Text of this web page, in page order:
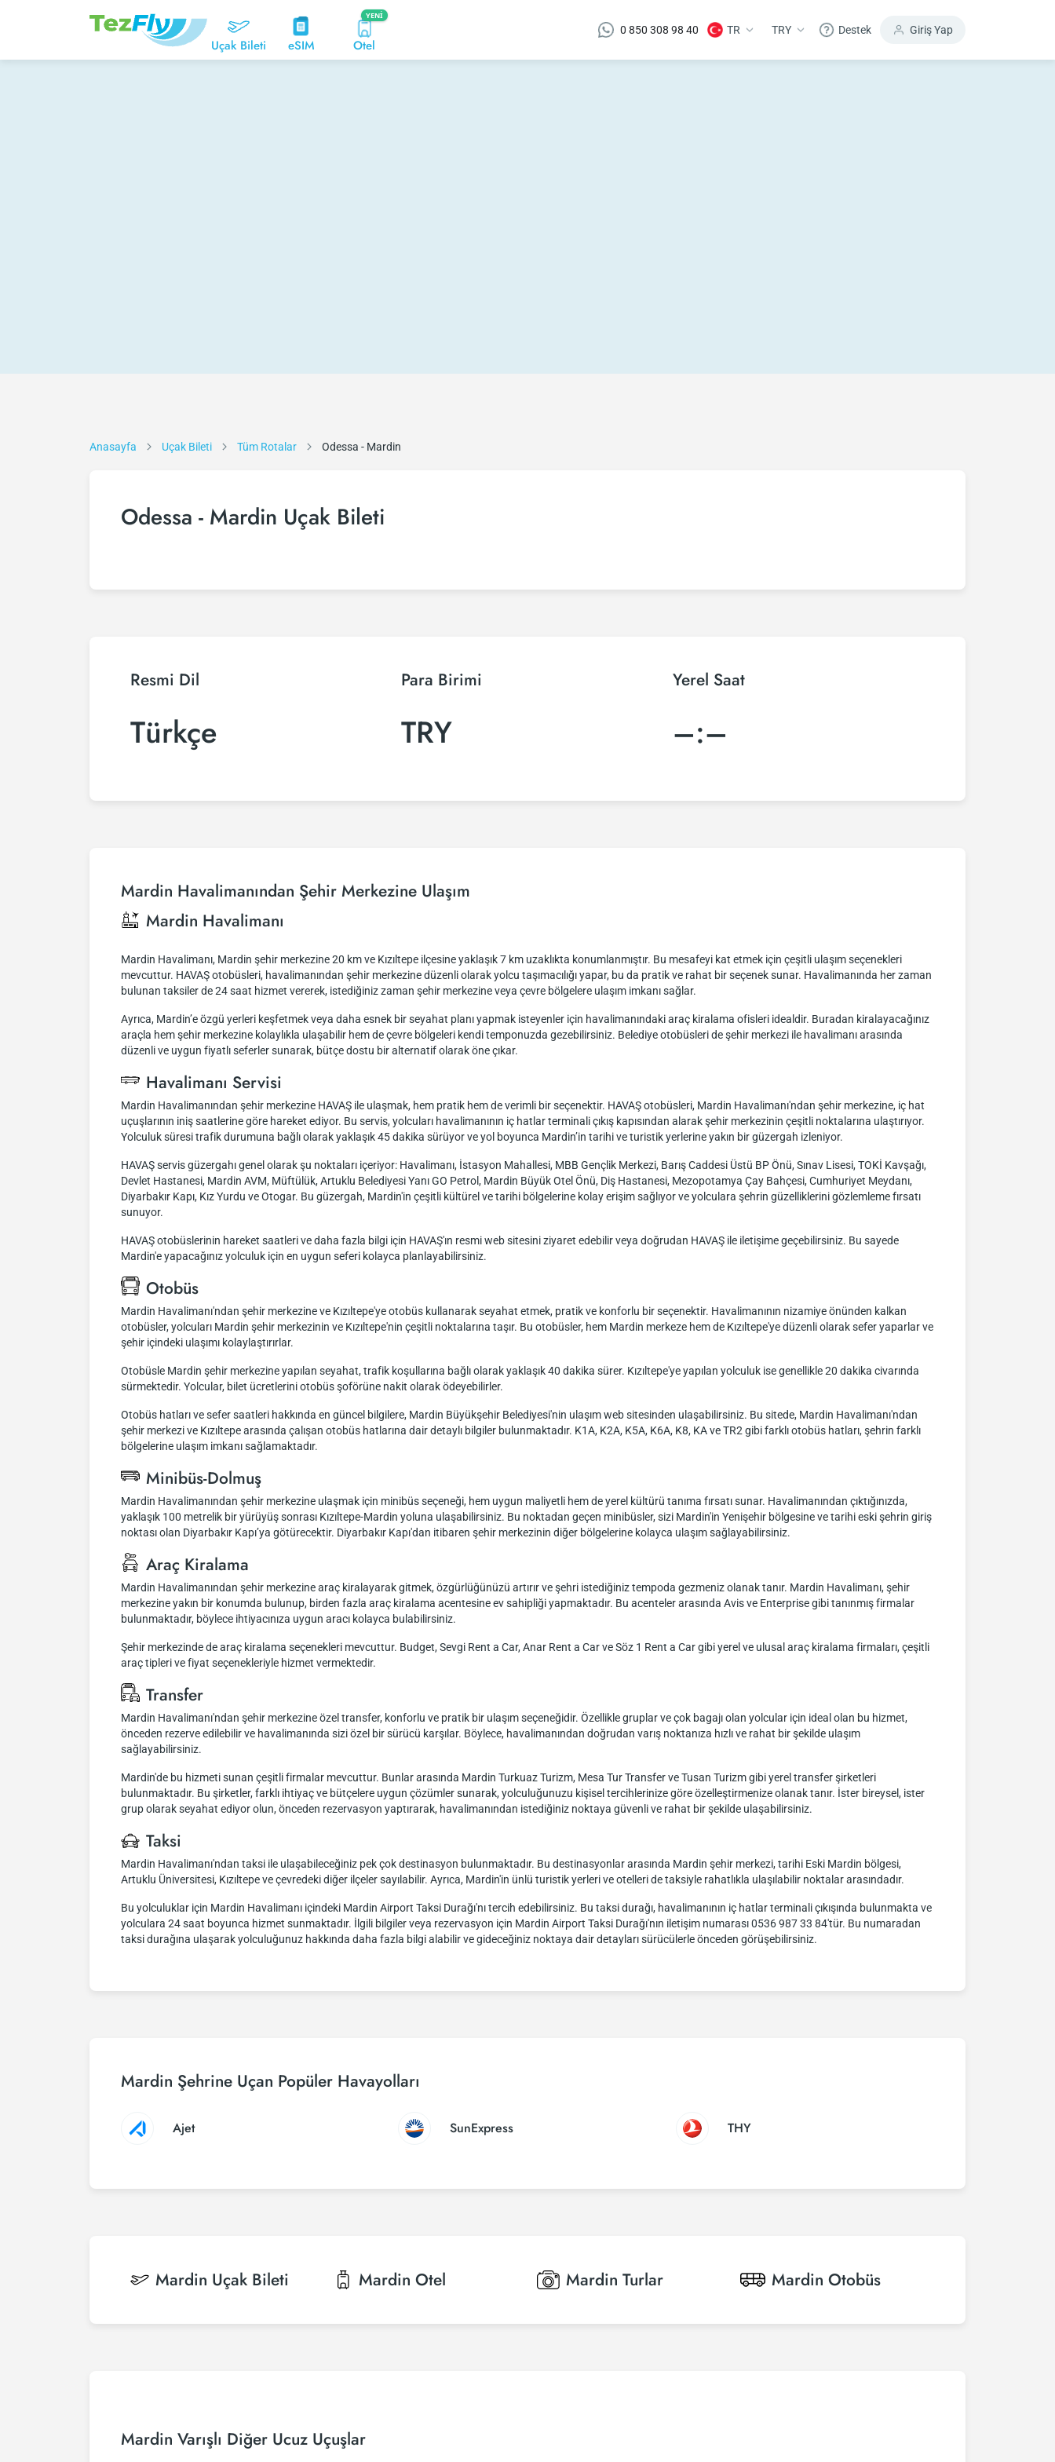
Uçak Bileti eSIM
YENI
Otel
0 850 308 98 40 TR TRY Destek Giriş Yap
Anasayfa Uçak Bileti Tüm Rotalar Odessa - Mardin
Odessa - Mardin Uçak Bileti
Resmi Dil
Türkçe
Para Birimi
TRY
Yerel Saat
–:–
Mardin Havalimanından Şehir Merkezine Ulaşım
Mardin Havalimanı
Mardin Havalimanı, Mardin şehir merkezine 20 km ve Kızıltepe ilçesine yaklaşık 7 km uzaklıkta konumlanmıştır. Bu mesafeyi kat etmek için çeşitli ulaşım seçenekleri
mevcuttur. HAVAŞ otobüsleri, havalimanından şehir merkezine düzenli olarak yolcu taşımacılığı yapar, bu da pratik ve rahat bir seçenek sunar. Havalimanında her zaman
bulunan taksiler de 24 saat hizmet vererek, istediğiniz zaman şehir merkezine veya çevre bölgelere ulaşım imkanı sağlar.
Ayrıca, Mardin’e özgü yerleri keşfetmek veya daha esnek bir seyahat planı yapmak isteyenler için havalimanındaki araç kiralama ofisleri idealdir. Buradan kiralayacağınız
araçla hem şehir merkezine kolaylıkla ulaşabilir hem de çevre bölgeleri kendi temponuzda gezebilirsiniz. Belediye otobüsleri de şehir merkezi ile havalimanı arasında
düzenli ve uygun fiyatlı seferler sunarak, bütçe dostu bir alternatif olarak öne çıkar.
Havalimanı Servisi
Mardin Havalimanından şehir merkezine HAVAŞ ile ulaşmak, hem pratik hem de verimli bir seçenektir. HAVAŞ otobüsleri, Mardin Havalimanı'ndan şehir merkezine, iç hat
uçuşlarının iniş saatlerine göre hareket ediyor. Bu servis, yolcuları havalimanının iç hatlar terminali çıkış kapısından alarak şehir merkezinin çeşitli noktalarına ulaştırıyor.
Yolculuk süresi trafik durumuna bağlı olarak yaklaşık 45 dakika sürüyor ve yol boyunca Mardin’in tarihi ve turistik yerlerine yakın bir güzergah izleniyor.
HAVAŞ servis güzergahı genel olarak şu noktaları içeriyor: Havalimanı, İstasyon Mahallesi, MBB Gençlik Merkezi, Barış Caddesi Üstü BP Önü, Sınav Lisesi, TOKİ Kavşağı,
Devlet Hastanesi, Mardin AVM, Müftülük, Artuklu Belediyesi Yanı GO Petrol, Mardin Büyük Otel Önü, Diş Hastanesi, Mezopotamya Çay Bahçesi, Cumhuriyet Meydanı,
Diyarbakır Kapı, Kız Yurdu ve Otogar. Bu güzergah, Mardin'in çeşitli kültürel ve tarihi bölgelerine kolay erişim sağlıyor ve yolculara şehrin güzelliklerini gözlemleme fırsatı
sunuyor.
HAVAŞ otobüslerinin hareket saatleri ve daha fazla bilgi için HAVAŞ'ın resmi web sitesini ziyaret edebilir veya doğrudan HAVAŞ ile iletişime geçebilirsiniz. Bu sayede
Mardin'e yapacağınız yolculuk için en uygun seferi kolayca planlayabilirsiniz.
Otobüs
Mardin Havalimanı'ndan şehir merkezine ve Kızıltepe'ye otobüs kullanarak seyahat etmek, pratik ve konforlu bir seçenektir. Havalimanının nizamiye önünden kalkan
otobüsler, yolcuları Mardin şehir merkezinin ve Kızıltepe'nin çeşitli noktalarına taşır. Bu otobüsler, hem Mardin merkeze hem de Kızıltepe'ye düzenli olarak sefer yaparlar ve
şehir içindeki ulaşımı kolaylaştırırlar.
Otobüsle Mardin şehir merkezine yapılan seyahat, trafik koşullarına bağlı olarak yaklaşık 40 dakika sürer. Kızıltepe'ye yapılan yolculuk ise genellikle 20 dakika civarında
sürmektedir. Yolcular, bilet ücretlerini otobüs şoförüne nakit olarak ödeyebilirler.
Otobüs hatları ve sefer saatleri hakkında en güncel bilgilere, Mardin Büyükşehir Belediyesi'nin ulaşım web sitesinden ulaşabilirsiniz. Bu sitede, Mardin Havalimanı'ndan
şehir merkezi ve Kızıltepe arasında çalışan otobüs hatlarına dair detaylı bilgiler bulunmaktadır. K1A, K2A, K5A, K6A, K8, KA ve TR2 gibi farklı otobüs hatları, şehrin farklı
bölgelerine ulaşım imkanı sağlamaktadır.
Minibüs-Dolmuş
Mardin Havalimanından şehir merkezine ulaşmak için minibüs seçeneği, hem uygun maliyetli hem de yerel kültürü tanıma fırsatı sunar. Havalimanından çıktığınızda,
yaklaşık 100 metrelik bir yürüyüş sonrası Kızıltepe-Mardin yoluna ulaşabilirsiniz. Bu noktadan geçen minibüsler, sizi Mardin'in Yenişehir bölgesine ve tarihi eski şehrin giriş
noktası olan Diyarbakır Kapı’ya götürecektir. Diyarbakır Kapı'dan itibaren şehir merkezinin diğer bölgelerine kolayca ulaşım sağlayabilirsiniz.
Araç Kiralama
Mardin Havalimanından şehir merkezine araç kiralayarak gitmek, özgürlüğünüzü artırır ve şehri istediğiniz tempoda gezmeniz olanak tanır. Mardin Havalimanı, şehir
merkezine yakın bir konumda bulunup, birden fazla araç kiralama acentesine ev sahipliği yapmaktadır. Bu acenteler arasında Avis ve Enterprise gibi tanınmış firmalar
bulunmaktadır, böylece ihtiyacınıza uygun aracı kolayca bulabilirsiniz.
Şehir merkezinde de araç kiralama seçenekleri mevcuttur. Budget, Sevgi Rent a Car, Anar Rent a Car ve Söz 1 Rent a Car gibi yerel ve ulusal araç kiralama firmaları, çeşitli
araç tipleri ve fiyat seçenekleriyle hizmet vermektedir.
Transfer
Mardin Havalimanı'ndan şehir merkezine özel transfer, konforlu ve pratik bir ulaşım seçeneğidir. Özellikle gruplar ve çok bagajı olan yolcular için ideal olan bu hizmet,
önceden rezerve edilebilir ve havalimanında sizi özel bir sürücü karşılar. Böylece, havalimanından doğrudan varış noktanıza hızlı ve rahat bir şekilde ulaşım
sağlayabilirsiniz.
Mardin'de bu hizmeti sunan çeşitli firmalar mevcuttur. Bunlar arasında Mardin Turkuaz Turizm, Mesa Tur Transfer ve Tusan Turizm gibi yerel transfer şirketleri
bulunmaktadır. Bu şirketler, farklı ihtiyaç ve bütçelere uygun çözümler sunarak, yolculuğunuzu kişisel tercihlerinize göre özelleştirmenize olanak tanır. İster bireysel, ister
grup olarak seyahat ediyor olun, önceden rezervasyon yaptırarak, havalimanından istediğiniz noktaya güvenli ve rahat bir şekilde ulaşabilirsiniz.
Taksi
Mardin Havalimanı'ndan taksi ile ulaşabileceğiniz pek çok destinasyon bulunmaktadır. Bu destinasyonlar arasında Mardin şehir merkezi, tarihi Eski Mardin bölgesi,
Artuklu Üniversitesi, Kızıltepe ve çevredeki diğer ilçeler sayılabilir. Ayrıca, Mardin'in ünlü turistik yerleri ve otelleri de taksiyle rahatlıkla ulaşılabilir noktalar arasındadır.
Bu yolculuklar için Mardin Havalimanı içindeki Mardin Airport Taksi Durağı'nı tercih edebilirsiniz. Bu taksi durağı, havalimanının iç hatlar terminali çıkışında bulunmakta ve
yolculara 24 saat boyunca hizmet sunmaktadır. İlgili bilgiler veya rezervasyon için Mardin Airport Taksi Durağı'nın iletişim numarası 0536 987 33 84'tür. Bu numaradan
taksi durağına ulaşarak yolculuğunuz hakkında daha fazla bilgi alabilir ve gideceğiniz noktaya dair detayları sürücülerle önceden görüşebilirsiniz.
Mardin Şehrine Uçan Popüler Havayolları
Ajet SunExpress THY
Mardin Uçak Bileti Mardin Otel Mardin Turlar Mardin Otobüs
Mardin Varışlı Diğer Ucuz Uçuşlar